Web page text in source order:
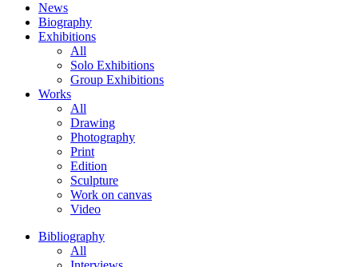
News
Biography
Exhibitions
All
Solo Exhibitions
Group Exhibitions
Works
All
Drawing
Photography
Print
Edition
Sculpture
Work on canvas
Video
Bibliography
All